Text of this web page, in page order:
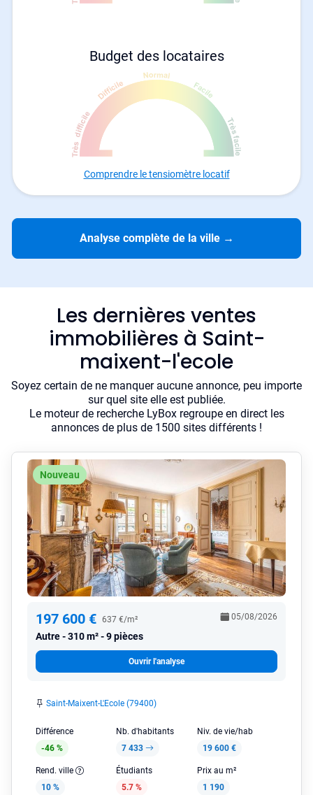
Budget des locataires
Comprendre le tensiomètre locatif
Analyse complète de la ville →
Les dernières ventes
immobilières à Saint-
maixent-l'ecole
Soyez certain de ne manquer aucune annonce, peu importe
sur quel site elle est publiée.
Le moteur de recherche LyBox regroupe en direct les
annonces de plus de 1500 sites différents !
Nouveau
197 600 € 637 €/m²
Autre 310 m² - 9 pièces
05/08/2026
Ouvrir l'analyse
Saint-Maixent-L'Ecole (79400)
Différence
-46 %
Nb. d'habitants
7 433
Niv. de vie/hab
19 600 €
Rend. ville
10 %
Étudiants
5.7 %
Prix au m²
1 190